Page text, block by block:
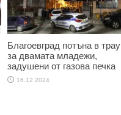
Благоевград потъна в
за двамата младежи,
задушени от газова печка
16.12.2024